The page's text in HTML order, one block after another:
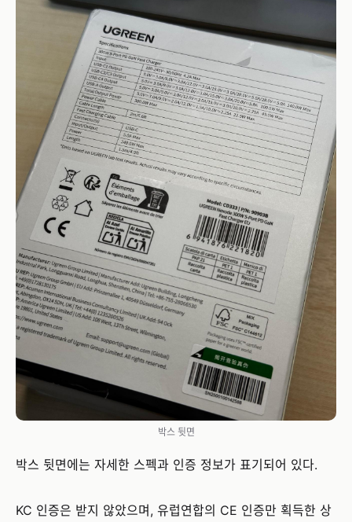
박스 뒷면
박스 뒷면에는 자세한 스펙과 인증 정보가 표기되어 있다.
KC 인증은 받지 않았으며, 유럽연합의 CE 인증만 획득한 상